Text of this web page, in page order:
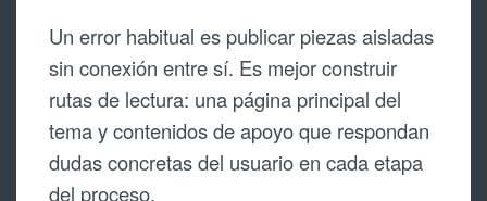
Un error habitual es publicar piezas aisladas
sin conexión entre sí. Es mejor construir
rutas de lectura: una página principal del
tema y contenidos de apoyo que respondan
dudas concretas del usuario en cada etapa
del proceso.